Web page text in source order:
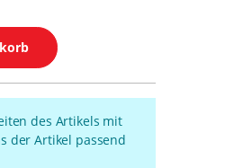
des Artikels mit
der Artikel passend